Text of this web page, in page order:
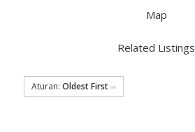
Map
Related Listings
Aturan: Oldest First